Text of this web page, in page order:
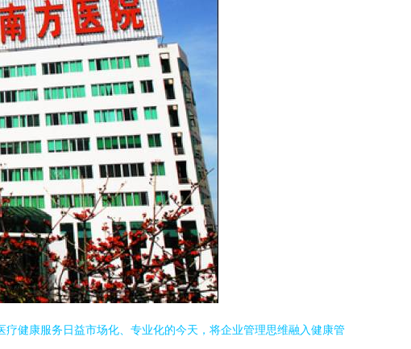
健康服务日益市场化、专业化的今天，将企业管理思维融入健康管